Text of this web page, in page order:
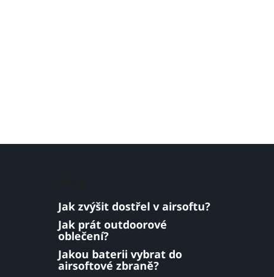
Jak zvýšit dostřel v airsoftu?
Jak prát outdoorové
oblečení?
Jakou baterii vybrat do
airsoftové zbraně?